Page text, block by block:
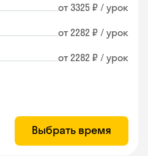
от 3325 ₽ / урок
от 2282 ₽ / урок
от 2282 ₽ / урок
Выбрать время